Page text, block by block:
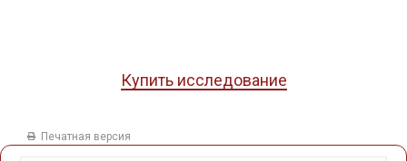
Купить исследование
Печатная версия